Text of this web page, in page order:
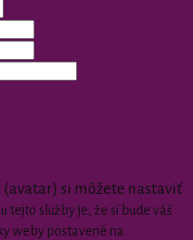
si môžete nastaviť
tejto služby je, že si bude váš
weby postavené na